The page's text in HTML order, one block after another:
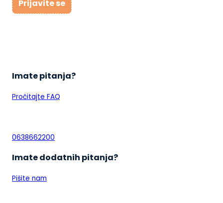
Prijavite se
Imate pitanja?
Pročitajte FAQ
0638662200
Imate dodatnih pitanja?
Pišite nam